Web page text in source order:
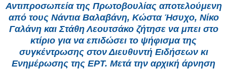
Αντιπροσωπεία της Πρωτοβουλίας αποτελούμενη
από τους Νάντια Βαλαβάνη, Κώστα Ήσυχο, Νίκο
Γαλάνη και Στάθη Λεουτσάκο ζήτησε να μπει στο
κτίριο για να επιδώσει το ψήφισμα της
συγκέντρωσης στον Διευθυντή Ειδήσεων κι
Ενημέρωσης της ΕΡΤ. Μετά την αρχική άρνηση